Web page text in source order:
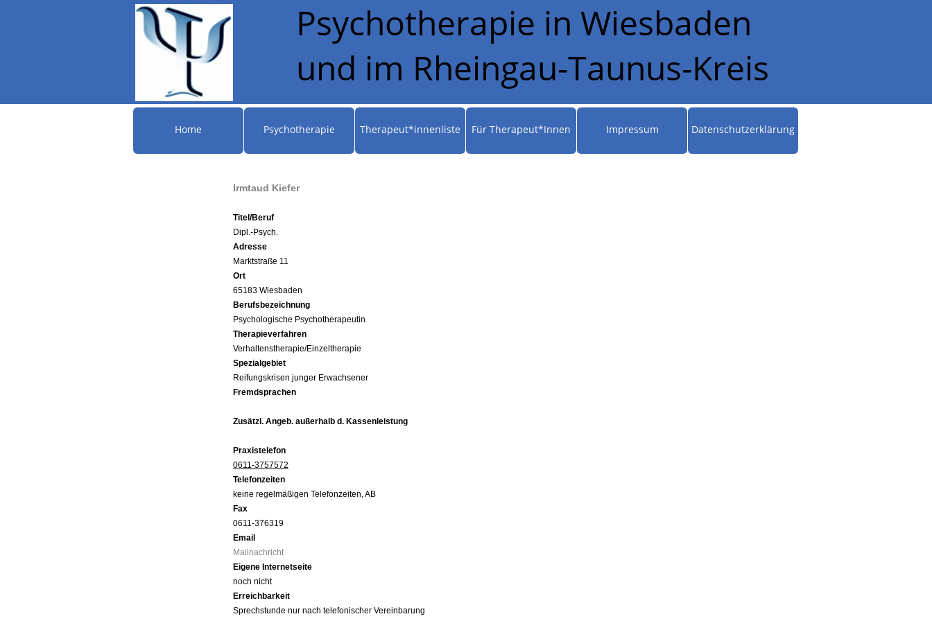
Psychotherapie in Wiesbaden
und im Rheingau-Taunus-Kreis
Home Psychotherapie Therapeut*innenliste Für Therapeut*Innen Impressum Datenschutzerklärung
Irmtaud Kiefer
Titel/Beruf
Dipl.-Psych.
Adresse
Marktstraße 11
Ort
65183 Wiesbaden
Berufsbezeichnung
Psychologische Psychotherapeutin
Therapieverfahren
Verhaltenstherapie/Einzeltherapie
Spezialgebiet
Reifungskrisen junger Erwachsener
Fremdsprachen
Zusätzl. Angeb. außerhalb d. Kassenleistung
Praxistelefon
0611-3757572
Telefonzeiten
keine regelmäßigen Telefonzeiten, AB
Fax
0611-376319
Email
Mailnachricht
Eigene Internetseite
noch nicht
Erreichbarkeit
Sprechstunde nur nach telefonischer Vereinbarung